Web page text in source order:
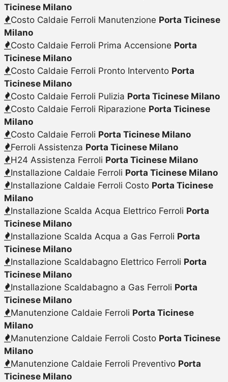
Ticinese Milano
Costo Caldaie Ferroli Manutenzione Porta Ticinese
Milano
Costo Caldaie Ferroli Prima Accensione Porta
Ticinese Milano
Costo Caldaie Ferroli Pronto Intervento Porta
Ticinese Milano
Costo Caldaie Ferroli Pulizia Porta Ticinese Milano
Costo Caldaie Ferroli Riparazione Porta Ticinese
Milano
Costo Caldaie Ferroli Porta Ticinese Milano
Ferroli Assistenza Porta Ticinese Milano
H24 Assistenza Ferroli Porta Ticinese Milano
Installazione Caldaie Ferroli Porta Ticinese Milano
Installazione Caldaie Ferroli Costo Porta Ticinese
Milano
Installazione Scalda Acqua Elettrico Ferroli Porta
Ticinese Milano
Installazione Scalda Acqua a Gas Ferroli Porta
Ticinese Milano
Installazione Scaldabagno Elettrico Ferroli Porta
Ticinese Milano
Installazione Scaldabagno a Gas Ferroli Porta
Ticinese Milano
Manutenzione Caldaie Ferroli Porta Ticinese
Milano
Manutenzione Caldaie Ferroli Costo Porta Ticinese
Milano
Manutenzione Caldaie Ferroli Preventivo Porta
Ticinese Milano